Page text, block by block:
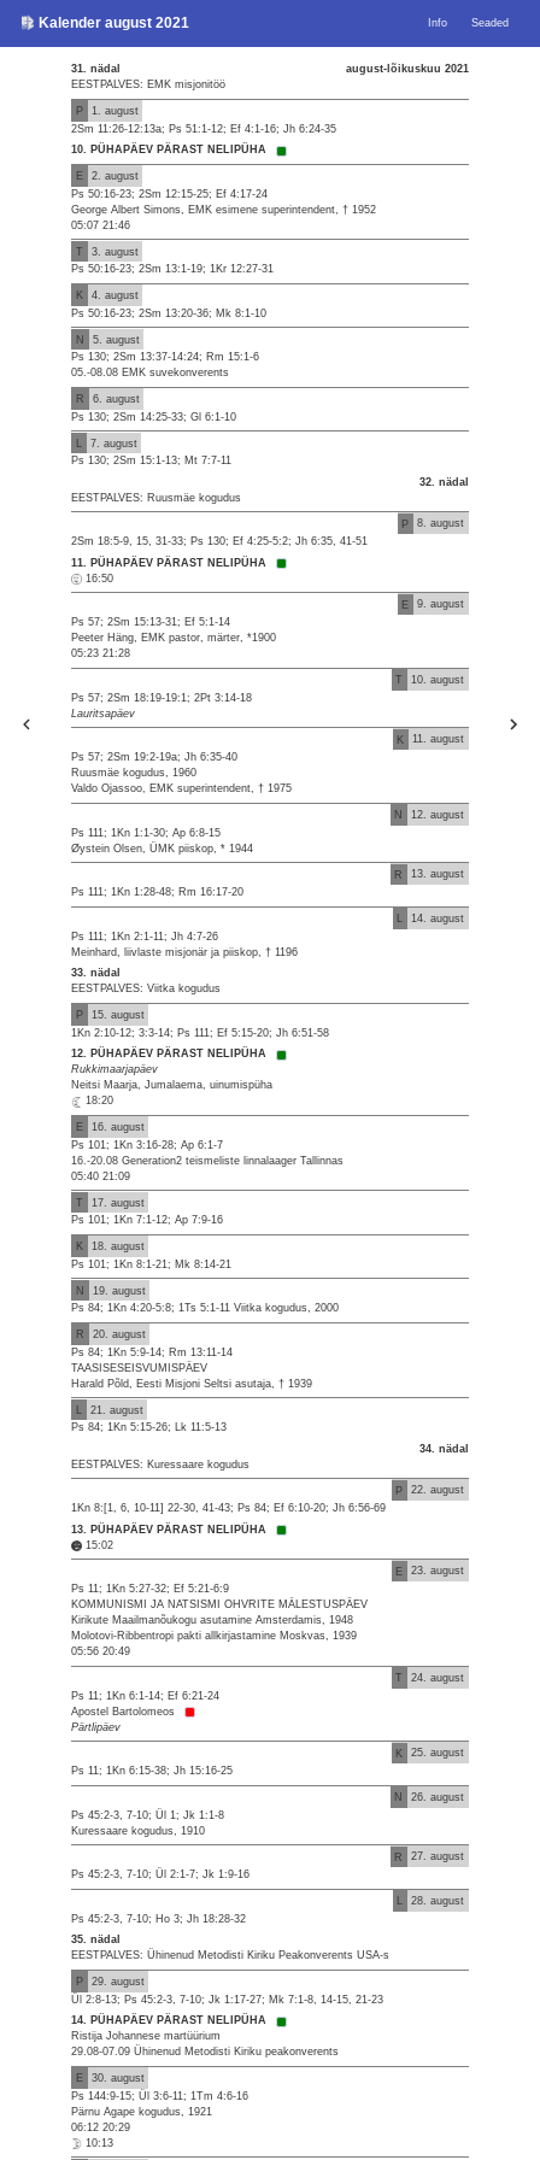
Kalender august 2021 Info Seaded
31. nädal
august-lõikuskuu 2021
EESTPALVES: EMK misjonitöö
P
1. august
2Sm 11:26-12:13a; Ps 51:1-12; Ef 4:1-16; Jh 6:24-35
10. PÜHAPÄEV PÄRAST NELIPÜHA
E
2. august
Ps 50:16-23; 2Sm 12:15-25; Ef 4:17-24
George Albert Simons, EMK esimene superintendent, † 1952
05:07 21:46
T
3. august
Ps 50:16-23; 2Sm 13:1-19; 1Kr 12:27-31
K
4. august
Ps 50:16-23; 2Sm 13:20-36; Mk 8:1-10
N
5. august
Ps 130; 2Sm 13:37-14:24; Rm 15:1-6
05.-08.08 EMK suvekonverents
R
6. august
Ps 130; 2Sm 14:25-33; Gl 6:1-10
L
7. august
Ps 130; 2Sm 15:1-13; Mt 7:7-11
32. nädal
EESTPALVES: Ruusmäe kogudus
P
8. august
2Sm 18:5-9, 15, 31-33; Ps 130; Ef 4:25-5:2; Jh 6:35, 41-51
11. PÜHAPÄEV PÄRAST NELIPÜHA
16:50
E
9. august
Ps 57; 2Sm 15:13-31; Ef 5:1-14
Peeter Häng, EMK pastor, märter, *1900
05:23 21:28
T
10. august
Ps 57; 2Sm 18:19-19:1; 2Pt 3:14-18
Lauritsapäev
K
11. august
Ps 57; 2Sm 19:2-19a; Jh 6:35-40
Ruusmäe kogudus, 1960
Valdo Ojassoo, EMK superintendent, † 1975
N
12. august
Ps 111; 1Kn 1:1-30; Ap 6:8-15
Øystein Olsen, ÜMK piiskop, * 1944
R
13. august
Ps 111; 1Kn 1:28-48; Rm 16:17-20
14. august
Ps 111; 1Kn 2:1-11; Jh 4:7-26
Meinhard, liivlaste misjonär ja piiskop, † 1196
33. nädal
EESTPALVES: Viitka kogudus
P
15. august
1Kn 2:10-12; 3:3-14; Ps 111; Ef 5:15-20; Jh 6:51-58
12. PÜHAPÄEV PÄRAST NELIPÜHA
Rukkimaarjapäev
Neitsi Maarja, Jumalaema, uinumispüha
18:20
E
16. august
Ps 101; 1Kn 3:16-28; Ap 6:1-7
16.-20.08 Generation2 teismeliste linnalaager Tallinnas
05:40 21:09
T
17. august
Ps 101; 1Kn 7:1-12; Ap 7:9-16
K
18. august
Ps 101; 1Kn 8:1-21; Mk 8:14-21
N
19. august
Ps 84; 1Kn 4:20-5:8; 1Ts 5:1-11 Viitka kogudus, 2000
R
20. august
Ps 84; 1Kn 5:9-14; Rm 13:11-14
TAASISESEISVUMISPÄEV
Harald Põld, Eesti Misjoni Seltsi asutaja, † 1939
L
21. august
Ps 84; 1Kn 5:15-26; Lk 11:5-13
34. nädal
EESTPALVES: Kuressaare kogudus
P
22. august
1Kn 8:[1, 6, 10-11] 22-30, 41-43; Ps 84; Ef 6:10-20; Jh 6:56-69
13. PÜHAPÄEV PÄRAST NELIPÜHA
15:02
E
23. august
Ps 11; 1Kn 5:27-32; Ef 5:21-6:9
KOMMUNISMI JA NATSISMI OHVRITE MÄLESTUSPÄEV
Kirikute Maailmanõukogu asutamine Amsterdamis, 1948
Molotovi-Ribbentropi pakti allkirjastamine Moskvas, 1939
05:56 20:49
T
24. august
Ps 11; 1Kn 6:1-14; Ef 6:21-24
Apostel Bartolomeos
Pärtlipäev
K
25. august
Ps 11; 1Kn 6:15-38; Jh 15:16-25
N
26. august
Ps 45:2-3, 7-10; Ül 1; Jk 1:1-8
Kuressaare kogudus, 1910
R
27. august
Ps 45:2-3, 7-10; Ül 2:1-7; Jk 1:9-16
28. august
Ps 45:2-3, 7-10; Ho 3; Jh 18:28-32
35. nädal
EESTPALVES: Ühinenud Metodisti Kiriku Peakonverents USA-s
P
29. august
Ül 2:8-13; Ps 45:2-3, 7-10; Jk 1:17-27; Mk 7:1-8, 14-15, 21-23
14. PÜHAPÄEV PÄRAST NELIPÜHA
Ristija Johannese martüürium
29.08-07.09 Ühinenud Metodisti Kiriku peakonverents
E
30. august
Ps 144:9-15; Ül 3:6-11; 1Tm 4:6-16
Pärnu Agape kogudus, 1921
06:12 20:29
10:13